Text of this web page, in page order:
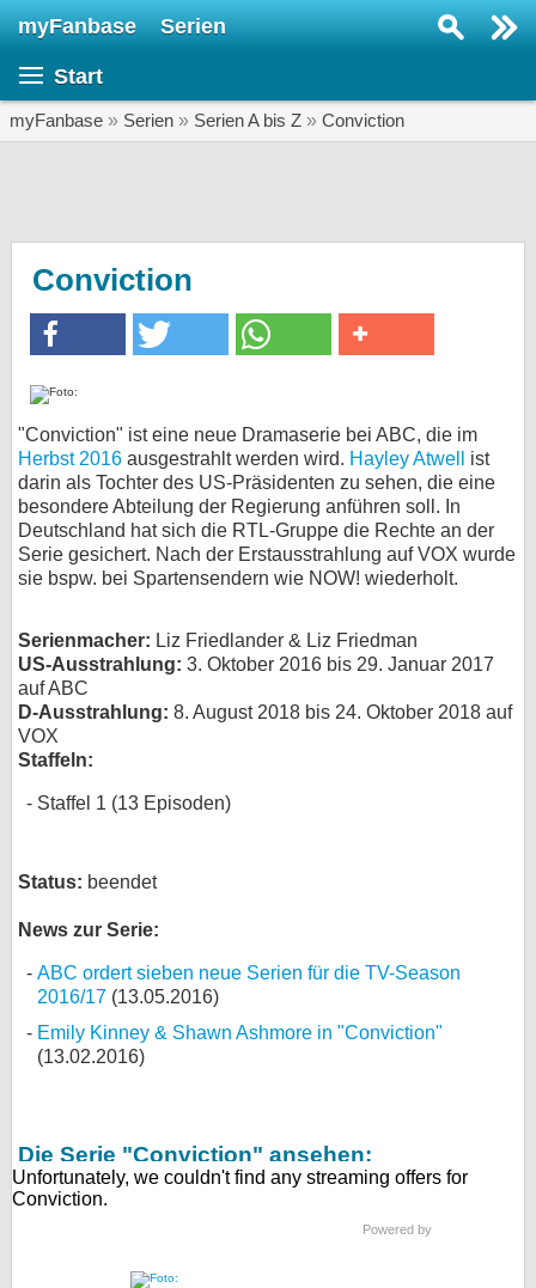
myFanbase Serien
Start
myFanbase » Serien » Serien A bis Z » Conviction
Conviction
"Conviction" ist eine neue Dramaserie bei ABC, die im
Herbst 2016 ausgestrahlt werden wird. Hayley Atwell
ist
darin als Tochter des US-Präsidenten zu sehen, die eine
besondere Abteilung der Regierung anführen soll. In
Deutschland hat sich die RTL-Gruppe die Rechte an der
Serie gesichert. Nach der Erstausstrahlung auf VOX wurde
sie bspw. bei Spartensendern wie NOW! wiederholt.
Serienmacher: Liz Friedlander & Liz Friedman
US-Ausstrahlung: 3. Oktober 2016 bis 29. Januar 2017
auf ABC
D-Ausstrahlung: 8. August 2018 bis 24. Oktober 2018 auf
VOX
Staffeln:
Staffel 1 (13 Episoden)
Status: beendet
News zur Serie:
ABC ordert sieben neue Serien für die TV-Season
2016/17 (13.05.2016)
Emily Kinney & Shawn Ashmore in "Conviction"
(13.02.2016)
Die Serie "Conviction" ansehen:
Powered by
SERIEN
Veranstaltungen
KULTUR
SERVICE
Gewinnspiele
Forum
myFanbase